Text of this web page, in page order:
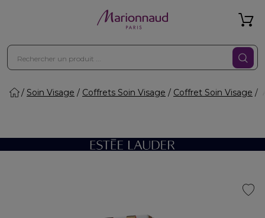
Soin Visage Coffrets Soin Visage Coffret Soin Visage